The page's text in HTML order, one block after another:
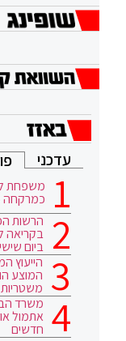
עדכני
משפחת
כמרקחה
הרשות
בקריאה
ביום שישי
הייעוץ
המוצע
משרד
חדשים